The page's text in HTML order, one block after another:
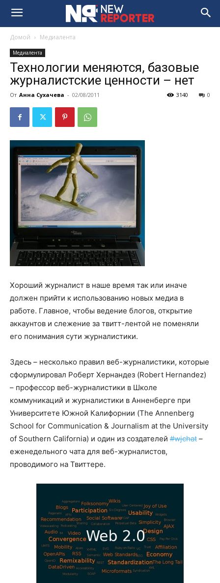
Домой Медиалента
Медиалента
Технологии меняются, базовые
журналистские ценности – нет
От Анна Сухачева - 02/08/2011 0
3140
Хороший журналист в наше время так или иначе
должен прийти к использованию новых медиа в
работе. Главное, чтобы ведение блогов, открытие
аккаунтов и слежение за твитт-лентой не поменяли
его понимания сути журналистики.
Здесь – несколько правил веб-журналистики, которые
сформулировал Роберт Хернандез (Robert Hernandez)
– профессор веб-журналистики в Школе
коммуникаций и журналистики в Анненберге при
Университете Южной Калифорнии (The Annenberg
School for Communication & Journalism at the University
of Southern California) и один из создателей #wjchat –
еженедельного чата для веб-журналистов,
проводимого на Твиттере.